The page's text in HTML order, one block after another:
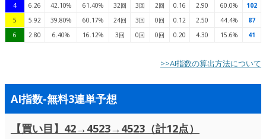
4
6.26 42.10% 61.40% 32回 3回 2回 0.16 2.90 60.0%
102
5
5.92 39.80% 60.17% 24回 3回 0回 0.12 2.50 44.4%
87
6
2.80 6.40% 16.12% 3回 0回 0回 0.20 4.30 15.6% 41
>>AI指数の算出方法について
AI指数-無料3連単予想
【買い目】42→4523→4523（計12点）